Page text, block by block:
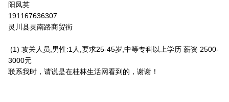
阳凤英
191167636307
灵川县灵南路商贸街
(1) 攻关人员,男性:1人,要求25-45岁,中等专科以上学历 薪资 2500-
3000元
联系我时，请说是在桂林生活网看到的，谢谢！